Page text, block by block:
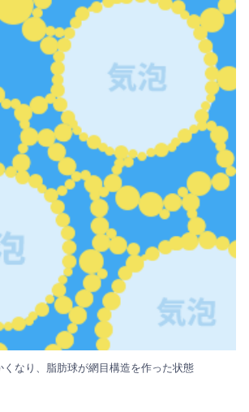
なり、脂肪球が網目構造を作った状態